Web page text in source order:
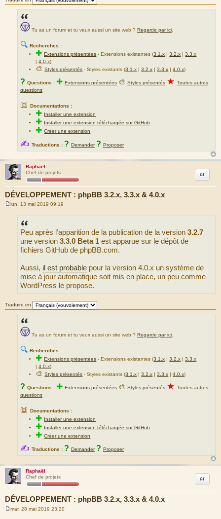
Tu as un forum et tu veux aussi un site web ? Regarde par ici
🔍 Recherches :
✚Extensions présentées -Extensions existantes (3.1.x |3.2.x |3.3.x
|4.0.x)
🎨Styles présentés - Styles existants (3.1.x |3.2.x |3.3.x |4.0.x)
? Questions : ✚ Extensions présentées 🎨 Styles présentés ★ Toutes autres
questions
📖 Documentations :
✚ Installer une extension
✚ Installer une extension téléchargée sur GitHub
✚Créer une extension
✍ Traductions : ? Demander ? Proposer
Raphaël
Chef de projets
DÉVELOPPEMENT : phpBB 3.2.x, 3.3.x & 4.0.x
Citation
lun. 13 mai 2019 09:19
Peu après l’apparition de la publication de la version 3.2.7
une version 3.3.0 Beta 1 est apparue sur le dépôt de
fichiers GitHub de phpBB.com.
Aussi, il est probable pour la version 4.0.x un système de
mise à jour automatique soit mis en place, un peu comme
WordPress le propose.
Traduire en
Tu as un forum et tu veux aussi un site web ? Regarde par ici
🔍 Recherches :
✚Extensions présentées -Extensions existantes (3.1.x |3.2.x |3.3.x
|4.0.x)
🎨Styles présentés - Styles existants (3.1.x |3.2.x |3.3.x |4.0.x)
? Questions : ✚ Extensions présentées 🎨 Styles présentés ★ Toutes autres
questions
📖 Documentations :
✚ Installer une extension
✚ Installer une extension téléchargée sur GitHub
✚Créer une extension
✍ Traductions : ? Demander ? Proposer
Raphaël
Chef de projets
DÉVELOPPEMENT : phpBB 3.2.x, 3.3.x & 4.0.x
Citation
mar. 28 mai 2019 23:20